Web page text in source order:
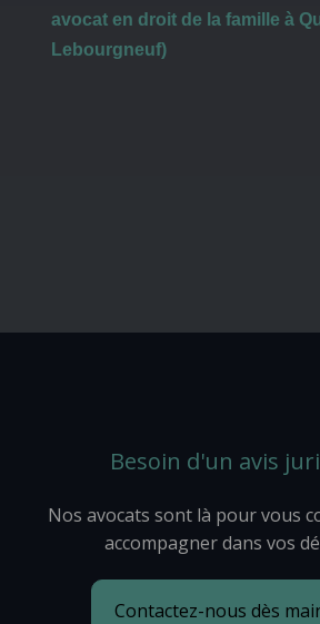
avocat en droit de la famille à
Lebourgneuf)
Besoin d'un avis
Nos avocats sont là pour vous
accompagner dans vos
Contactez-nous dès